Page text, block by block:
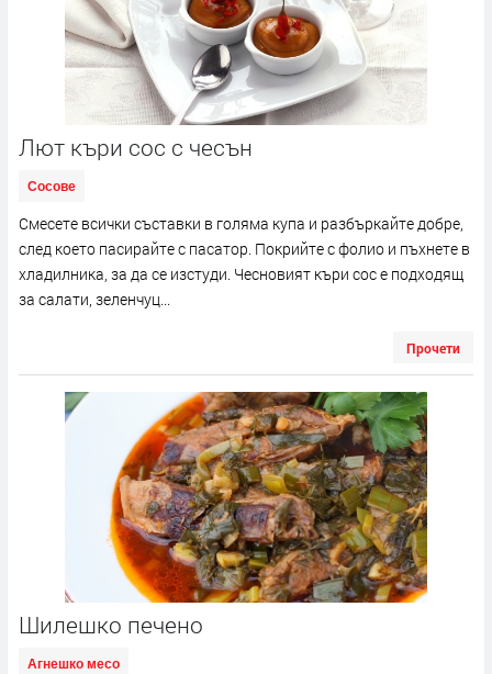
Лют къри сос с чесън
Сосове
Смесете всички съставки в голяма купа и разбъркайте добре,
след което пасирайте с пасатор. Покрийте с фолио и пъхнете в
хладилника, за да се изстуди. Чесновият къри сос е подходящ
за салати, зеленчуц...
Прочети
Шилешко печено
Агнешко месо